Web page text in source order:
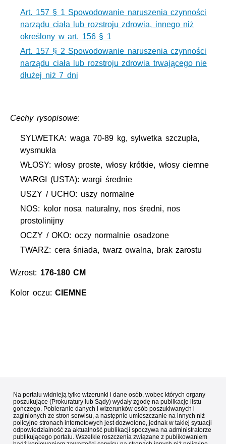
Art. 157 § 1 Spowodowanie naruszenia czynności
narządu ciała lub rozstroju zdrowia, innego niż
określony w art. 156 § 1
Art. 157 § 2 Spowodowanie naruszenia czynności
narządu ciała lub rozstroju zdrowia trwającego nie
dłużej niż 7 dni
Cechy rysopisowe:
SYLWETKA: waga 70-89 kg, sylwetka szczupła,
wysmukła
WŁOSY: włosy proste, włosy krótkie, włosy ciemne
WARGI (USTA): wargi średnie
USZY / UCHO: uszy normalne
NOS: kolor nosa naturalny, nos średni, nos
prostolinijny
OCZY / OKO: oczy normalnie osadzone
TWARZ: cera śniada, twarz owalna, brak zarostu
Wzrost: 176-180 CM
Kolor oczu:CIEMNE
Na portalu widnieją tylko wizerunki i dane osób, wobec których organy
poszukujące (Prokuratury lub Sądy) wydały zgodę na publikację listu
gończego. Pobieranie danych i wizerunków osób poszukiwanych i
zaginionych ze stron serwisu, a następnie umieszczanie na innych niż
policyjne stronach internetowych jest dozwolone, jednak w takiej sytuacji
odpowiedzialność za aktualność publikacji spoczywa na administratorze
publikującego portalu. Wszelkie roszczenia związane z publikowaniem